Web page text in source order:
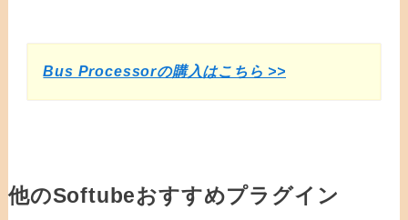
Bus Processorの購入はこちら >>
他のSoftubeおすすめプラグイン